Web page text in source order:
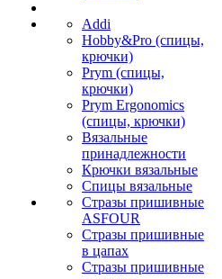
Addi
Hobby&Pro (спицы,
крючки)
Prym (спицы,
крючки)
Prym Ergonomics
(спицы, крючки)
Вязальные
принадлежности
Крючки вязальные
Спицы вязальные
Стразы пришивные
ASFOUR
Стразы пришивные
в цапах
Стразы пришивные